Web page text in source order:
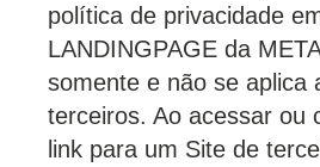
política de privacidade
LANDINGPAGE da
somente e não se aplica
terceiros. Ao acessar ou
link para um Site de